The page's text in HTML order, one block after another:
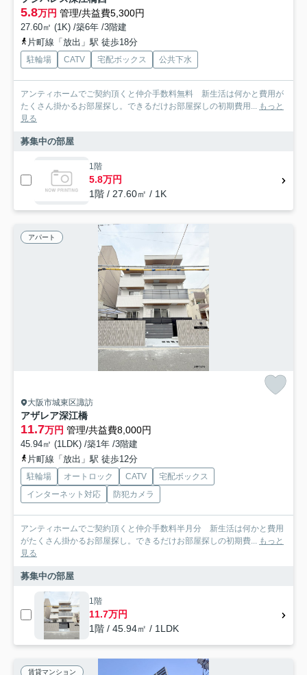
5.8万円 管理/共益費5,300円
27.60㎡ (1K) /築6年 /3階建
片町線「放出」駅 徒歩18分
駐輪場 CATV 宅配ボックス 公共下水
アンティホームでご契約頂くと仲介手数料無料 新生活は何かと費用が
たくさん掛かるお部屋探し。できるだけお部屋探しの初期費用... もっと
見る
募集中の部屋
1階
5.8万円
1階 / 27.60㎡ / 1K
アパート
大阪市城東区諏訪
アザレア深江橋
11.7万円 管理/共益費8,000円
45.94㎡ (1LDK) /築1年 /3階建
片町線「放出」駅 徒歩12分
駐輪場 オートロック CATV
宅配ボックス
インターネット対応
防犯カメラ
アンティホームでご契約頂くと仲介手数料半月分 新生活は何かと費用
がたくさん掛かるお部屋探し。できるだけお部屋探しの初期費... もっと
見る
募集中の部屋
1階
11.7万円
1階 / 45.94㎡ / 1LDK
賃貸マンション